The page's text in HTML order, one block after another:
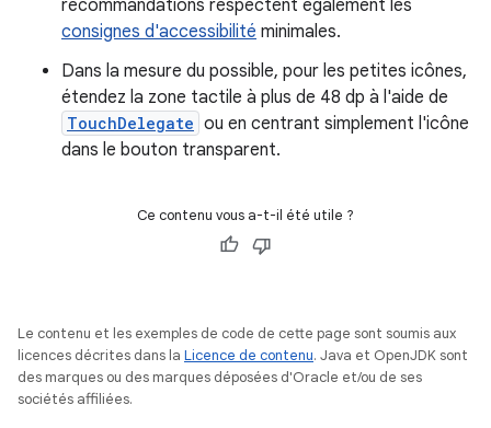
recommandations respectent également les
consignes d'accessibilité minimales.
Dans la mesure du possible, pour les petites icônes,
étendez la zone tactile à plus de 48 dp à l'aide de
TouchDelegate ou en centrant simplement l'icône
dans le bouton transparent.
Ce contenu vous a-t-il été utile ?
Le contenu et les exemples de code de cette page sont soumis aux
licences décrites dans la Licence de contenu. Java et OpenJDK sont
des marques ou des marques déposées d'Oracle et/ou de ses
sociétés affiliées.